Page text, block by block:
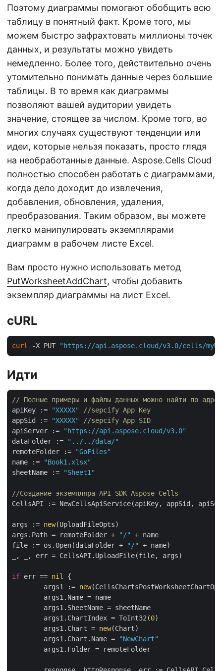
Поэтому диаграммы помогают обобщить всю
таблицу в понятный факт. Кроме того, мы
можем быстро зафрахтовать миллионы точек
данных, и результаты можно увидеть
немедленно. Более того, действительно очень
утомительно понимать данные через большие
таблицы. В то время как диаграммы
позволяют вашей аудитории увидеть
значение, стоящее за числом. Кроме того, во
многих случаях существуют тенденции или
идеи, которые нельзя показать, просто глядя
на необработанные данные. Aspose.Cells Cloud
полностью способен работать с диаграммами,
когда дело доходит до извлечения,
добавления, обновления, удаления,
преобразования. Таким образом, вы можете
легко манипулировать экземплярами
диаграмм в рабочем листе Excel.
Вам просто нужно использовать метод
PutWorksheetAddChart, чтобы добавить
экземпляр диаграммы на лист Excel.
cURL
curl -X PUT "https://api.aspose.cloud/v3.0/cells/
Идти
// Полные примеры и файлы данных можно найти по
apiKey :=
"XXXXX"
//sepcify App Key
appSid :=
"XXXXX"
//sepcify App SID
apiServer :=
"https://api.aspose.cloud/v3.0"
dataFolder :=
"../../data/"
remoteFolder :=
"GoFiles"
name :=
"Book1.xlsx"
sheetName :=
"Sheet1"
//Создание экземпляра API SDK Aspose Cells
CellsAPI := NewCellsApiService(apiKey, appSid,
args := new(UploadFileOpts)
args.Path = remoteFolder +
"/"
+ name
file := os.Open(dataFolder +
"/"
+ name)
_, _, err = CellsAPI.UploadFile(file, args)
if err == nil
{
	args1 :=
new
	args1.ChartIndex = ToInt32(
0)
	args1.Chart =
new(Chart)
	args1.Chart.Name =
"NewChart"